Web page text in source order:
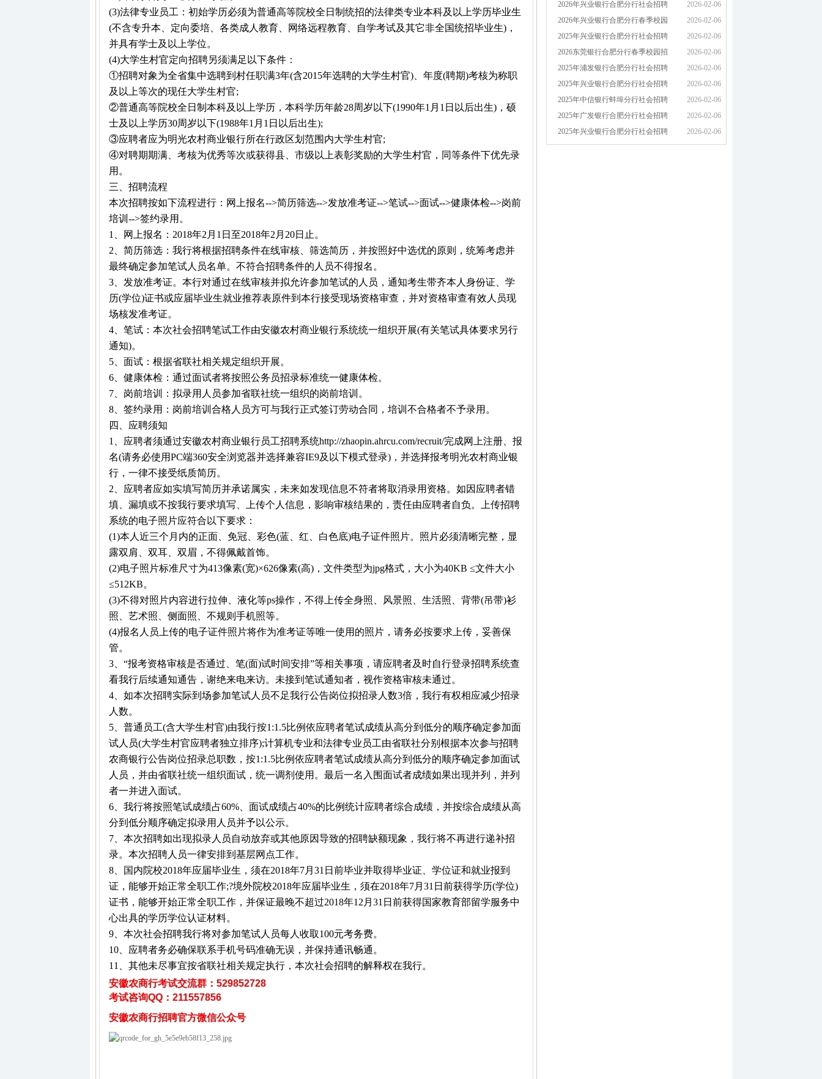
2026年兴业银行合肥分行社会招聘
2026-02-06
2026年兴业银行合肥分行春季校园
2026-02-06
2025年兴业银行合肥分行社会招聘
2026-02-06
2026东莞银行合肥分行春季校园招
2026-02-06
2025年浦发银行合肥分行社会招聘
2026-02-06
2025年兴业银行合肥分行社会招聘
2026-02-06
2025年中信银行蚌埠分行社会招聘
2026-02-06
2025年广发银行合肥分行社会招聘
2026-02-06
2025年兴业银行合肥分行社会招聘
2026-02-06
(3)法律专业员工：初始学历必须为普通高等院校全日制统招的法律类专业本科及以上学历毕业生
(不含专升本、定向委培、各类成人教育、网络远程教育、自学考试及其它非全国统招毕业生)，
并具有学士及以上学位。
(4)大学生村官定向招聘另须满足以下条件：
①招聘对象为全省集中选聘到村任职满3年(含2015年选聘的大学生村官)、年度(聘期)考核为称职
及以上等次的现任大学生村官;
②普通高等院校全日制本科及以上学历，本科学历年龄28周岁以下(1990年1月1日以后出生)，硕
士及以上学历30周岁以下(1988年1月1日以后出生);
③应聘者应为明光农村商业银行所在行政区划范围内大学生村官;
④对聘期期满、考核为优秀等次或获得县、市级以上表彰奖励的大学生村官，同等条件下优先录
用。
三、招聘流程
本次招聘按如下流程进行：网上报名-->简历筛选-->发放准考证-->笔试-->面试-->健康体检-->岗前
培训-->签约录用。
1、网上报名：2018年2月1日至2018年2月20日止。
2、简历筛选：我行将根据招聘条件在线审核、筛选简历，并按照好中选优的原则，统筹考虑并
最终确定参加笔试人员名单。不符合招聘条件的人员不得报名。
3、发放准考证。本行对通过在线审核并拟允许参加笔试的人员，通知考生带齐本人身份证、学
历(学位)证书或应届毕业生就业推荐表原件到本行接受现场资格审查，并对资格审查有效人员现
场核发准考证。
4、笔试：本次社会招聘笔试工作由安徽农村商业银行系统统一组织开展(有关笔试具体要求另行
通知)。
5、面试：根据省联社相关规定组织开展。
6、健康体检：通过面试者将按照公务员招录标准统一健康体检。
7、岗前培训：拟录用人员参加省联社统一组织的岗前培训。
8、签约录用：岗前培训合格人员方可与我行正式签订劳动合同，培训不合格者不予录用。
四、应聘须知
1、应聘者须通过安徽农村商业银行员工招聘系统http://zhaopin.ahrcu.com/recruit/完成网上注册、报
名(请务必使用PC端360安全浏览器并选择兼容IE9及以下模式登录)，并选择报考明光农村商业银
行，一律不接受纸质简历。
2、应聘者应如实填写简历并承诺属实，未来如发现信息不符者将取消录用资格。如因应聘者错
填、漏填或不按我行要求填写、上传个人信息，影响审核结果的，责任由应聘者自负。上传招聘
系统的电子照片应符合以下要求：
(1)本人近三个月内的正面、免冠、彩色(蓝、红、白色底)电子证件照片。照片必须清晰完整，显
露双肩、双耳、双眉，不得佩戴首饰。
(2)电子照片标准尺寸为413像素(宽)×626像素(高)，文件类型为jpg格式，大小为40KB ≤文件大小
≤512KB。
(3)不得对照片内容进行拉伸、液化等ps操作，不得上传全身照、风景照、生活照、背带(吊带)衫
照、艺术照、侧面照、不规则手机照等。
(4)报名人员上传的电子证件照片将作为准考证等唯一使用的照片，请务必按要求上传，妥善保
管。
3、“报考资格审核是否通过、笔(面)试时间安排”等相关事项，请应聘者及时自行登录招聘系统查
看我行后续通知通告，谢绝来电来访。未接到笔试通知者，视作资格审核未通过。
4、如本次招聘实际到场参加笔试人员不足我行公告岗位拟招录人数3倍，我行有权相应减少招录
人数。
5、普通员工(含大学生村官)由我行按1:1.5比例依应聘者笔试成绩从高分到低分的顺序确定参加面
试人员(大学生村官应聘者独立排序);计算机专业和法律专业员工由省联社分别根据本次参与招聘
农商银行公告岗位招录总职数，按1:1.5比例依应聘者笔试成绩从高分到低分的顺序确定参加面试
人员，并由省联社统一组织面试，统一调剂使用。最后一名入围面试者成绩如果出现并列，并列
者一并进入面试。
6、我行将按照笔试成绩占60%、面试成绩占40%的比例统计应聘者综合成绩，并按综合成绩从高
分到低分顺序确定拟录用人员并予以公示。
7、本次招聘如出现拟录人员自动放弃或其他原因导致的招聘缺额现象，我行将不再进行递补招
录。本次招聘人员一律安排到基层网点工作。
8、国内院校2018年应届毕业生，须在2018年7月31日前毕业并取得毕业证、学位证和就业报到
证，能够开始正常全职工作;?境外院校2018年应届毕业生，须在2018年7月31日前获得学历(学位)
证书，能够开始正常全职工作，并保证最晚不超过2018年12月31日前获得国家教育部留学服务中
心出具的学历学位认证材料。
9、本次社会招聘我行将对参加笔试人员每人收取100元考务费。
10、应聘者务必确保联系手机号码准确无误，并保持通讯畅通。
11、其他未尽事宜按省联社相关规定执行，本次社会招聘的解释权在我行。
安徽农商行考试交流群：529852728
考试咨询QQ： 211557856
安徽农商行招聘官方微信公众号